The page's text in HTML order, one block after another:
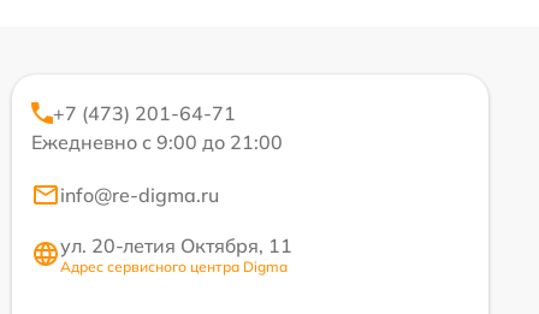
+7 (473) 201-64-71
Ежедневно с 9:00 до 21:00
info@re-digma.ru
ул. 20-летия Октября, 11
Адрес сервисного центра Digma